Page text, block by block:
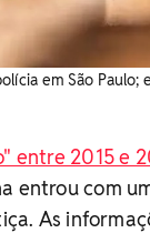
em São Paulo;
entre 2015 e
entrou com
As